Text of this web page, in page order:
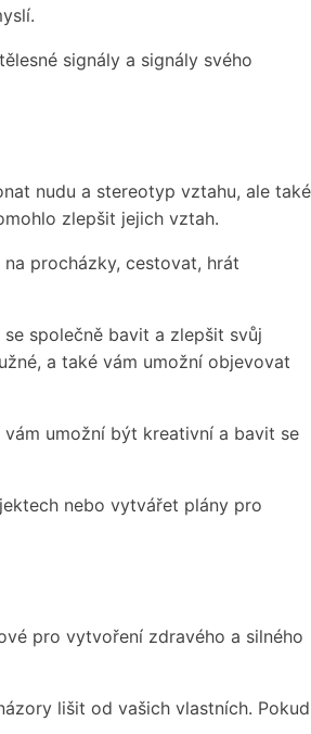
signály a signály svého
nudu a stereotyp vztahu, ale také
zlepšit jejich vztah.
procházky, cestovat, hrát
společně bavit a zlepšit svůj
a také vám umožní objevovat
umožní být kreativní a bavit se
nebo vytvářet plány pro
pro vytvoření zdravého a silného
lišit od vašich vlastních. Pokud